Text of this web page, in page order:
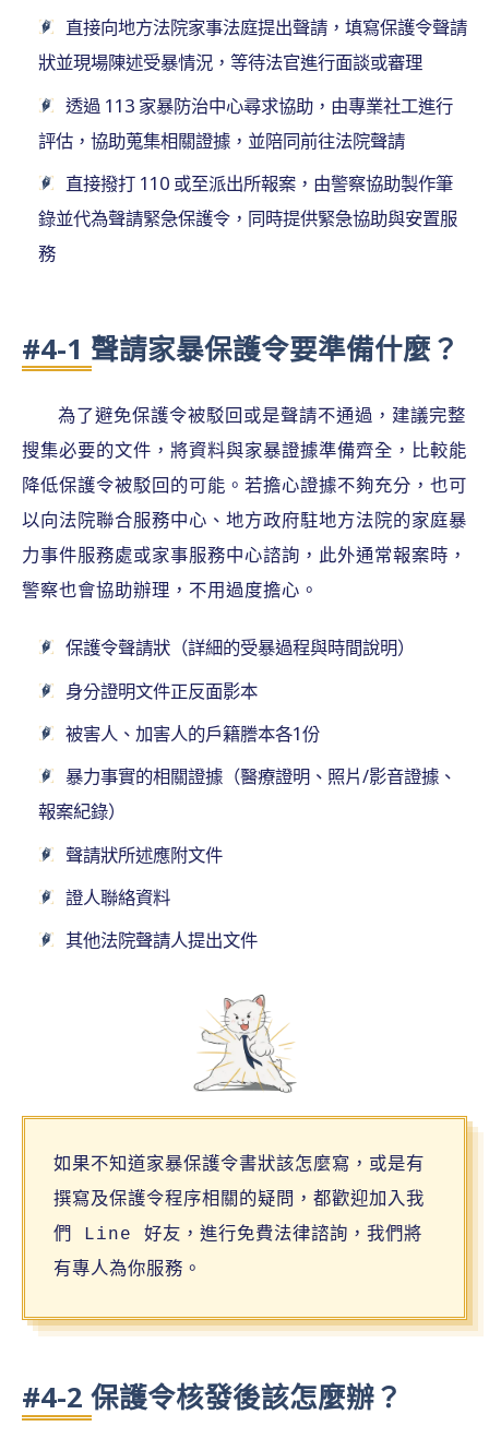
直接向地方法院家事法庭提出聲請，填寫保護令聲請
狀並現場陳述受暴情況，等待法官進行面談或審理
透過 113 家暴防治中心尋求協助，由專業社工進行
評估，協助蒐集相關證據，並陪同前往法院聲請
直接撥打 110 或至派出所報案，由警察協助製作筆
錄並代為聲請緊急保護令，同時提供緊急協助與安置服
務
#4-1 聲請家暴保護令要準備什麼？
為了避免保護令被駁回或是聲請不通過，建議完整
搜集必要的文件，將資料與家暴證據準備齊全，比較能
降低保護令被駁回的可能。若擔心證據不夠充分，也可
以向法院聯合服務中心、地方政府駐地方法院的家庭暴
力事件服務處或家事服務中心諮詢，此外通常報案時，
警察也會協助辦理，不用過度擔心。
保護令聲請狀（詳細的受暴過程與時間說明）
身分證明文件正反面影本
被害人、加害人的戶籍謄本各1份
暴力事實的相關證據（醫療證明、照片/影音證據、
報案紀錄）
聲請狀所述應附文件
證人聯絡資料
其他法院聲請人提出文件
如果不知道家暴保護令書狀該怎麼寫，或是有
撰寫及保護令程序相關的疑問，都歡迎加入我
們 Line 好友，進行免費法律諮詢，我們將
有專人為你服務。
#4-2 保護令核發後該怎麼辦？